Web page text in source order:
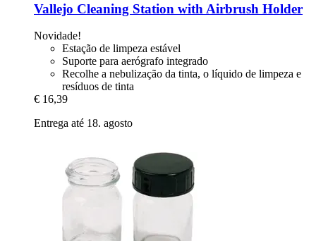
Vallejo Cleaning Station with Airbrush Holder
Novidade!
Estação de limpeza estável
Suporte para aerógrafo integrado
Recolhe a nebulização da tinta, o líquido de limpeza e
resíduos de tinta
€ 16,39
Entrega até 18. agosto